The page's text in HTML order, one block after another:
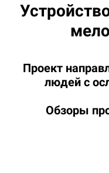
Проект
людей с
Обзоры